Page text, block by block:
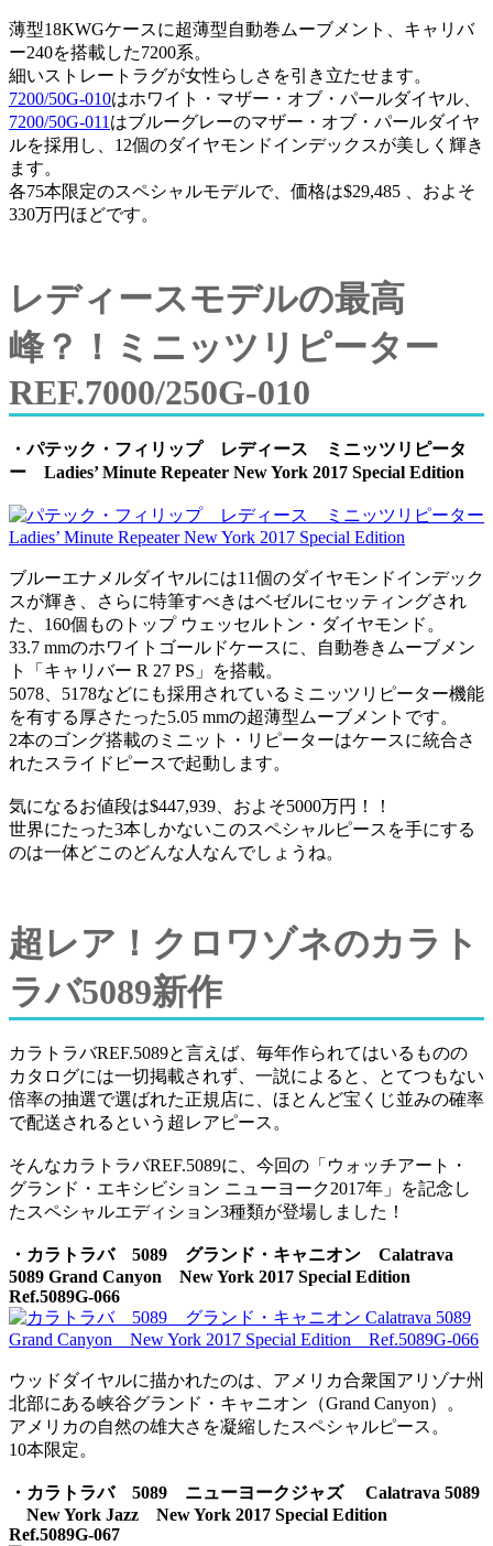
薄型18KWGケースに超薄型自動巻ムーブメント、キャリバ
ー240を搭載した7200系。
細いストレートラグが女性らしさを引き立たせます。
7200/50G-010はホワイト・マザー・オブ・パールダイヤル、
7200/50G-011 はブルーグレーのマザー・オブ・パールダイヤ
ルを採用し、12個のダイヤモンドインデックスが美しく輝き
ます。
各75本限定のスペシャルモデルで、価格は$29,485 、およそ
330万円ほどです。
レディースモデルの最高
峰？！ミニッツリピーター
REF.7000/250G-010
・パテック・フィリップ レディース ミニッツリピータ
ー Ladies’ Minute Repeater New York 2017 Special Edition
ブルーエナメルダイヤルには11個のダイヤモンドインデック
スが輝き、さらに特筆すべきはベゼルにセッティングされ
た、160個ものトップ ウェッセルトン・ダイヤモンド。
33.7 mmのホワイトゴールドケースに、自動巻きムーブメン
ト「キャリバー R 27 PS」を搭載。
5078、5178などにも採用されているミニッツリピーター機能
を有する厚さたった5.05 mmの超薄型ムーブメントです。
2本のゴング搭載のミニット・リピーターはケースに統合さ
れたスライドピースで起動します。
気になるお値段は$447,939、およそ5000万円！！
世界にたった3本しかないこのスペシャルピースを手にする
のは一体どこのどんな人なんでしょうね。
超レア！クロワゾネのカラト
ラバ5089新作
カラトラバREF.5089と言えば、毎年作られてはいるものの
カタログには一切掲載されず、一説によると、とてつもない
倍率の抽選で選ばれた正規店に、ほとんど宝くじ並みの確率
で配送されるという超レアピース。
そんなカラトラバREF.5089に、今回の「ウォッチアート・
グランド・エキシビション ニューヨーク2017年」を記念し
たスペシャルエディション3種類が登場しました！
・カラトラバ 5089 グランド・キャニオン Calatrava
5089 Grand Canyon New York 2017 Special Edition
Ref.5089G-066
ウッドダイヤルに描かれたのは、アメリカ合衆国アリゾナ州
北部にある峡谷グランド・キャニオン（Grand Canyon）。
アメリカの自然の雄大さを凝縮したスペシャルピース。
10本限定。
・カラトラバ 5089 ニューヨークジャズ Calatrava 5089
New York Jazz New York 2017 Special Edition
Ref.5089G-067